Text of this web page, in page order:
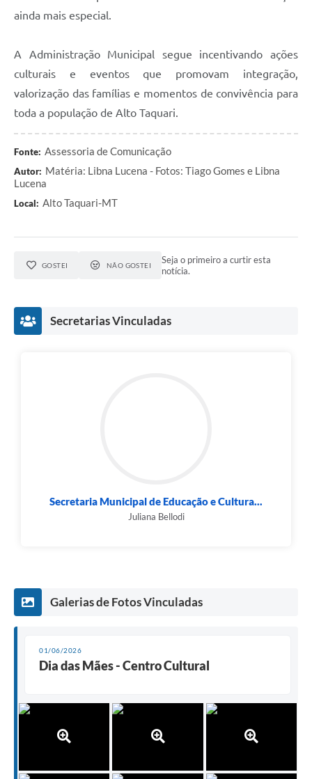
ainda mais especial.
A Administração Municipal segue incentivando ações
culturais e eventos que promovam integração,
valorização das famílias e momentos de convivência para
toda a população de Alto Taquari.
Fonte: Assessoria de Comunicação
Autor: Matéria: Libna Lucena - Fotos: Tiago Gomes e Libna
Lucena
Local: Alto Taquari-MT
GOSTEI NÃO GOSTEI
Seja o primeiro a curtir esta
notícia.
Secretarias Vinculadas
Secretaria Municipal de Educação e Cultura...
Juliana Bellodi
Galerias de Fotos Vinculadas
01/06/2026
Dia das Mães - Centro Cultural